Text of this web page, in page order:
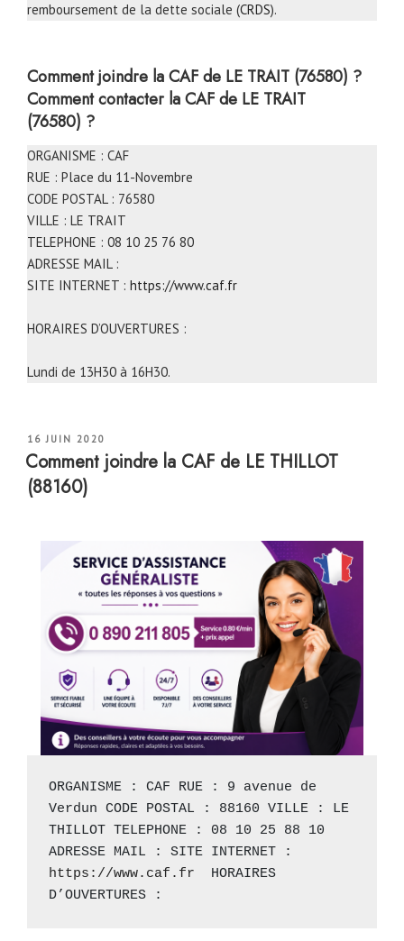
remboursement de la dette sociale (CRDS).
Comment joindre la CAFde LE TRAIT (76580) ?
Comment contacter la CAFde LE TRAIT
(76580) ?
ORGANISME : CAF
RUE : Place du 11-Novembre
CODE POSTAL : 76580
VILLE : LE TRAIT
TELEPHONE : 08 10 25 76 80
ADRESSE MAIL :
SITE INTERNET : https://www.caf.fr
HORAIRES D’OUVERTURES :
Lundi de 13H30 à 16H30.
PUBLIÉ
LE
16 JUIN 2020
Comment joindre la CAF de LE THILLOT
(88160)
ORGANISME : CAF RUE : 9 avenue de
Verdun CODE POSTAL : 88160 VILLE : LE
THILLOT TELEPHONE : 08 10 25 88 10
https://www.caf.fr
  HORAIRES
D’OUVERTURES :